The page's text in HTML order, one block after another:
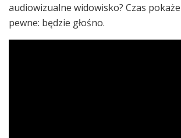
audiowizualne widowisko? Czas
pewne: będzie głośno.